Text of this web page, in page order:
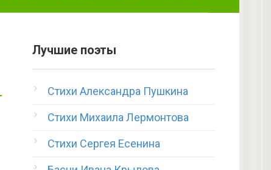
Лучшие поэты
Стихи Александра Пушкина
Стихи Михаила Лермонтова
Стихи Сергея Есенина